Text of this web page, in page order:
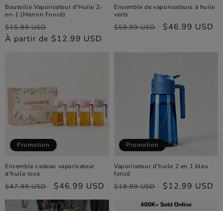
Bouteille Vaporisateur d'Huile 2-
en-1 (Marron Foncé)
Prix
habituel
$15.99 USD
promotionnel
À partir de $12.99 USD
Ensemble de vaporisateurs à huile
verts
Prix
$59.99 USD
Prix
$46.99 USD
Promotion
Ensemble cadeau vaporisateur
d'huile rose
Prix
habituel
$47.99 USD
Prix
promotionnel
$46.99 USD
Promotion
Vaporisateur d'huile 2 en 1 bleu
foncé
Prix
$19.99 USD
Prix
$12.99 USD